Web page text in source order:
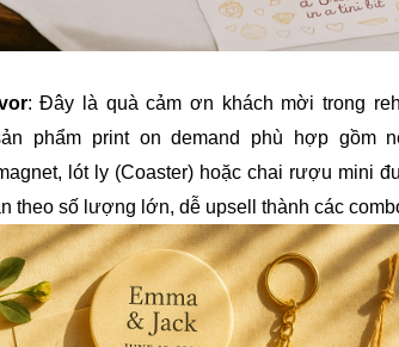
: Đây là quà cảm ơn khách mời trong
phẩm print on demand phù hợp gồm
lót ly (Coaster) hoặc chai rượu mini
theo số lượng lớn, dễ upsell thành các